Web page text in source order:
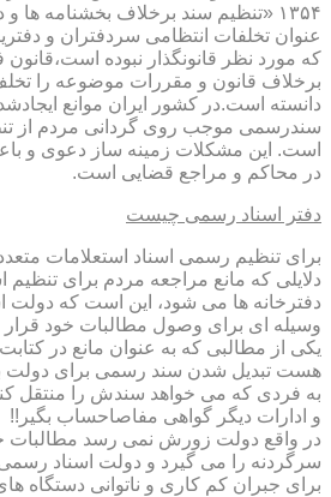
۱۳۵۴ «تنظیم سند برخلاف بخشنامه ها
عنوان تخلفات انتظامی سردفتران و
که مورد نظر قانونگذار نبوده
برخلاف قانون و مقررات موضوعه را
دانسته است.در کشور ایران موانع
سندرسمی موجب روی گردانی مردم از
است. این مشکلات زمینه ساز دعوی و
در محاکم و مراجع قضایی است.
دفتر اسناد رسمی چیست
برای تنظیم رسمی اسناد استعلامات
دلایلی که مانع مراجعه مردم برای
دفترخانه ها می شود، این است که دولت
وسیله ای برای وصول مطالبات خود
یکی از مطالبی که به عنوان مانع در
هست تبدیل شدن سند رسمی برای دولت
به فردی که می خواهد سندش را منتقل
و ادارات دیگر گواهی مفاصاحساب بگیر!!
در واقع دولت زورش نمی رسد مطالبات
سرگردنه را می گیرد و دولت اسناد رسمی
برای جبران کم کاری و ناتوانی دستگاه